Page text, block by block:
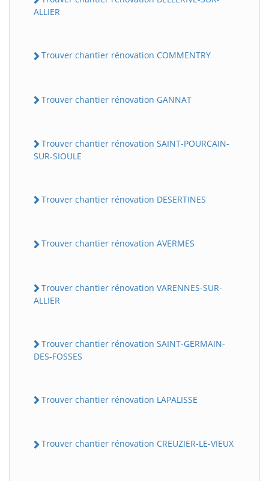
ALLIER
Trouver chantier rénovation COMMENTRY
Trouver chantier rénovation GANNAT
Trouver chantier rénovation SAINT-POURCAIN-
SUR-SIOULE
Trouver chantier rénovation DESERTINES
Trouver chantier rénovation AVERMES
Trouver chantier rénovation VARENNES-SUR-
ALLIER
Trouver chantier rénovation SAINT-GERMAIN-
DES-FOSSES
Trouver chantier rénovation LAPALISSE
Trouver chantier rénovation CREUZIER-LE-VIEUX